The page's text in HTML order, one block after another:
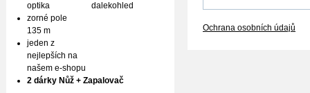
Ochrana osobních údajů
optika
zorné pole
135 m
jeden z
nejlepších na
našem e-shopu
2 dárky Nůž + Zapalovač